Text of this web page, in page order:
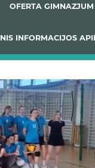
VIDINIS